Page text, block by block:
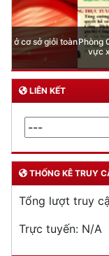
Phòng Quản lý xuất
vực xuất cảnh, nhập
LIÊN KẾT
THỐNG KÊ TRUY
Tổng lượt truy
Trực tuyến: N/A